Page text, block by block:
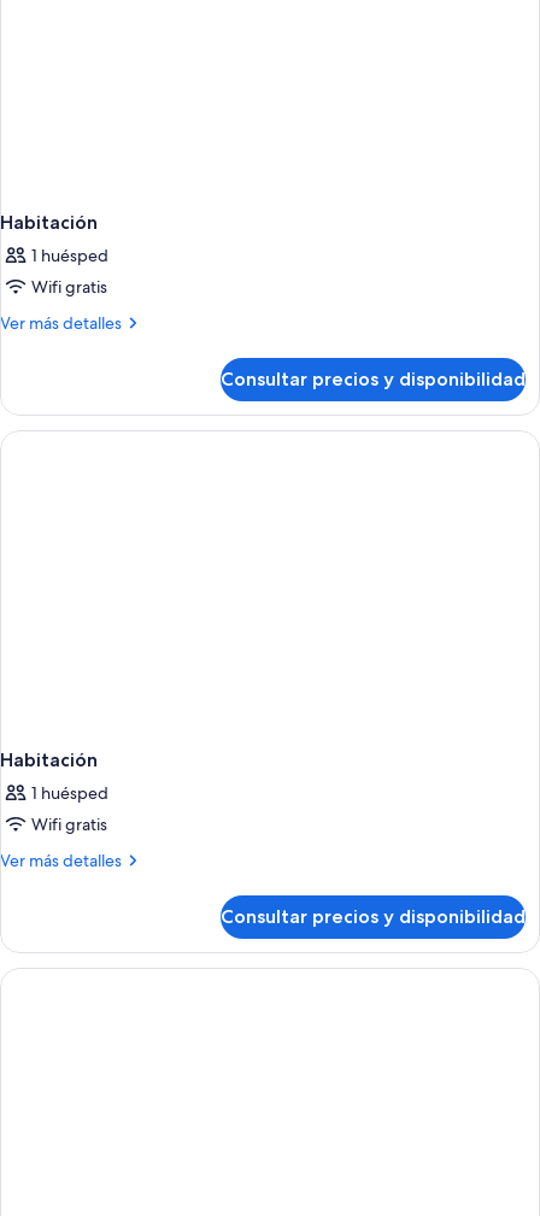
Habitación
1 huésped
Wifi gratis
Ver más detalles
Más
Consultar precios y disponibilidad
Habitación
1 huésped
Wifi gratis
Ver más detalles
Más
Consultar precios y disponibilidad